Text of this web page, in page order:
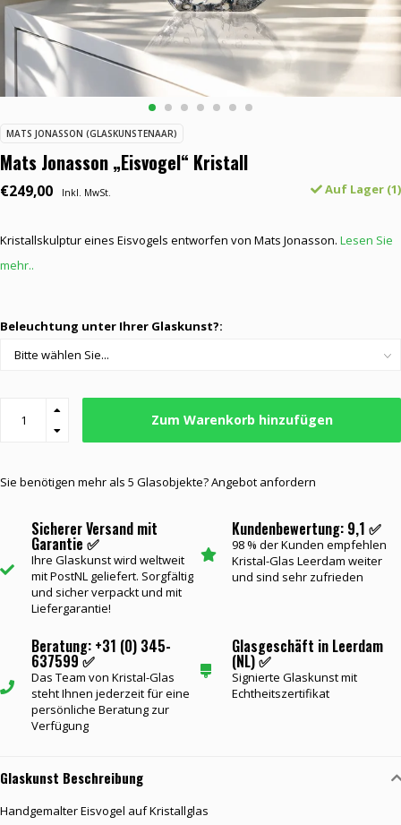
MATS JONASSON (GLASKUNSTENAAR)
Mats Jonasson „Eisvogel“ Kristall
€249,00 Inkl. MwSt. Auf Lager (1)
Kristallskulptur eines Eisvogels entworfen von Mats Jonasson. Lesen Sie
mehr..
Beleuchtung unter Ihrer Glaskunst?:
Zum Warenkorb hinzufügen
Sie benötigen mehr als 5 Glasobjekte? Angebot anfordern
Sicherer Versand mit
Garantie ✅
Ihre Glaskunst wird weltweit
mit PostNL geliefert. Sorgfältig
und sicher verpackt und mit
Liefergarantie!
Kundenbewertung: 9,1 ✅
98 % der Kunden empfehlen
Kristal-Glas Leerdam weiter
und sind sehr zufrieden
Beratung: +31 (0) 345-
637599 ✅
Das Team von Kristal-Glas
steht Ihnen jederzeit für eine
persönliche Beratung zur
Verfügung
Glasgeschäft in Leerdam
(NL) ✅
Signierte Glaskunst mit
Echtheitszertifikat
Glaskunst Beschreibung
Handgemalter Eisvogel auf Kristallglas